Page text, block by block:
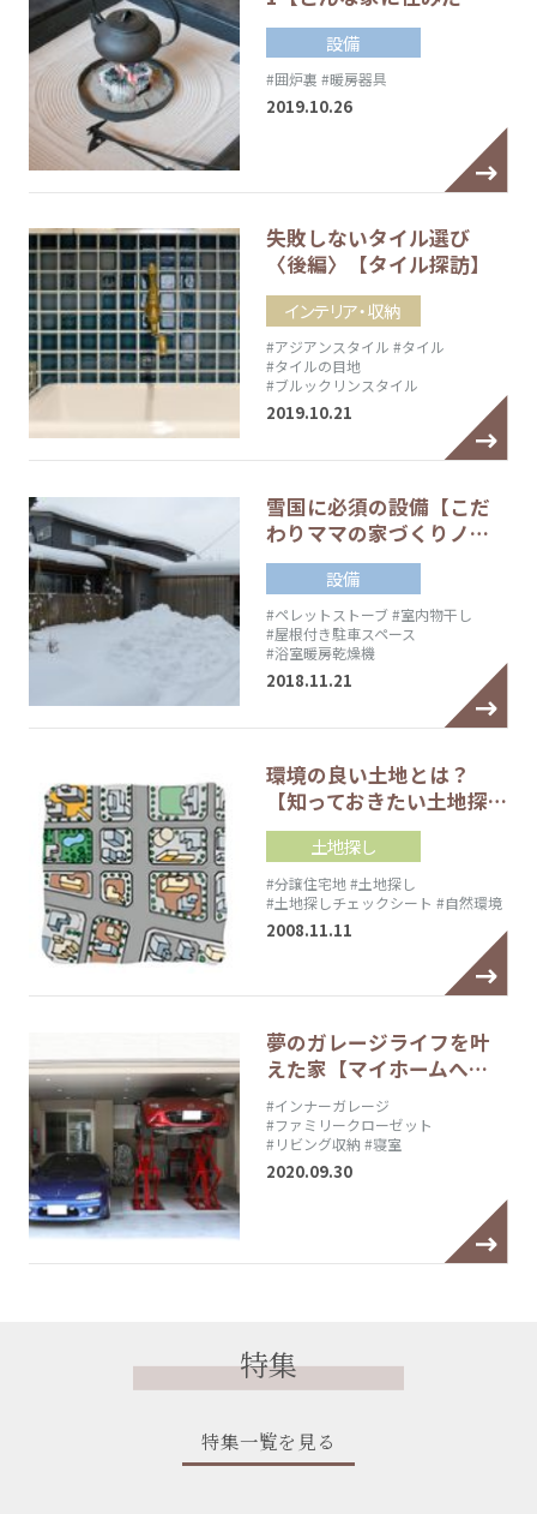
設備
#囲炉裏 #暖房器具
2019.10.26
失敗しないタイル選び
〈後編〉【タイル探訪】
インテリア・収納
#アジアンスタイル #タイル
#タイルの目地
#ブルックリンスタイル
2019.10.21
雪国に必須の設備【こだ
わりママの家づくりノ…
設備
#ペレットストーブ#室内物干し
#屋根付き駐車スペース
#浴室暖房乾燥機
2018.11.21
環境の良い土地とは？
【知っておきたい土地探…
土地探し
#分譲住宅地#土地探し
#土地探しチェックシート #自然環境
2008.11.11
夢のガレージライフを叶
えた家【マイホームへ…
#インナーガレージ
#ファミリークローゼット
#リビング収納 #寝室
2020.09.30
特集
特集一覧を見る